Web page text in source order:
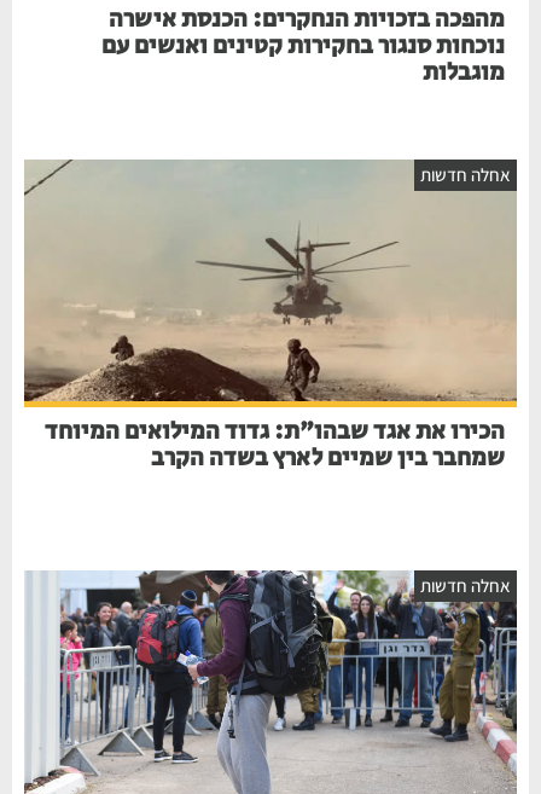
מהפכה בזכויות הנחקרים: הכנסת אישרה
נוכחות סנגור בחקירות קטינים ואנשים עם
מוגבלות
אחלה חדשות
הכירו את אגד שבהו"ת: גדוד המילואים המיוחד
שמחבר בין שמיים לארץ בשדה הקרב
אחלה חדשות